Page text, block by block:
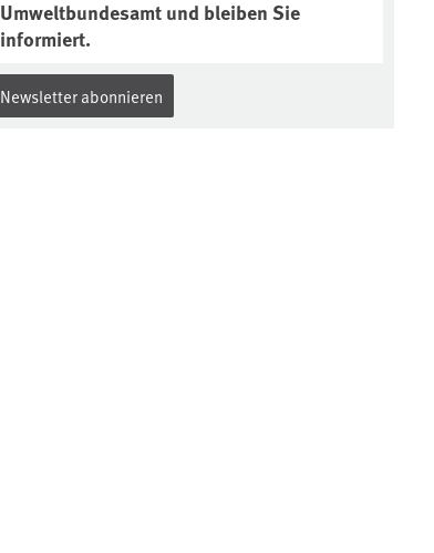
Umweltbundesamt und bleiben Sie
informiert.
Newsletter abonnieren